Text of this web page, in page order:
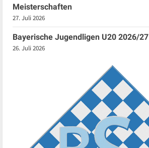
Meisterschaften
27. Juli 2026
Bayerische Jugendligen U20 2026/27
26. Juli 2026